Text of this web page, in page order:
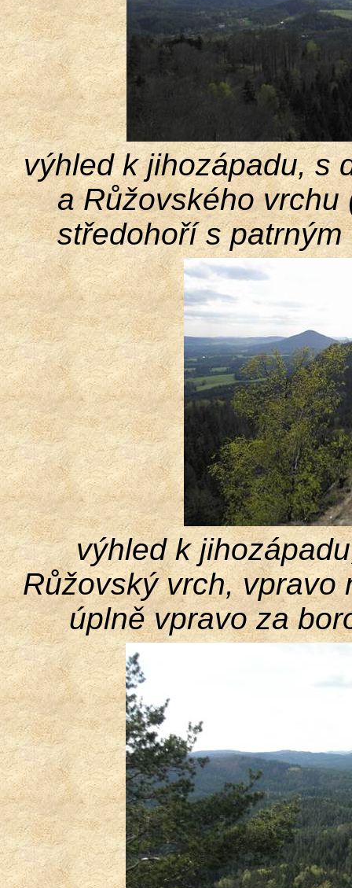
výhled k jihozápadu, s
aRůžovskéhovrchu
středohoří s
výhled k
Růžovskývrch, vpravo
úplně vpravo za